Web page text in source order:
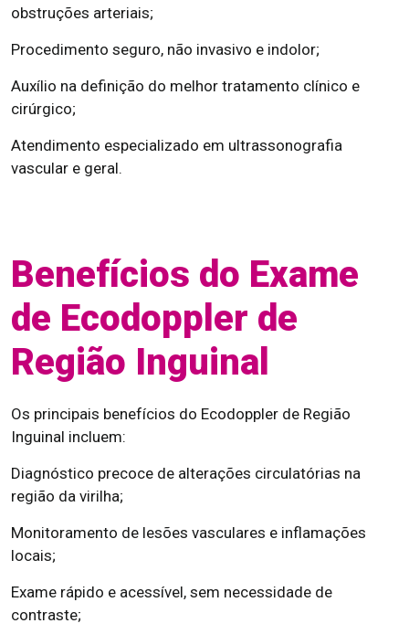
obstruções arteriais;
Procedimento seguro, não invasivo e indolor;
Auxílio na definição do melhor tratamento clínico e
cirúrgico;
Atendimento especializado em ultrassonografia
vascular e geral.
Benefícios do Exame
de Ecodoppler de
Região Inguinal
Os principais benefícios do Ecodoppler de Região
Inguinal incluem:
Diagnóstico precoce de alterações circulatórias na
região da virilha;
Monitoramento de lesões vasculares e inflamações
locais;
Exame rápido e acessível, sem necessidade de
contraste;